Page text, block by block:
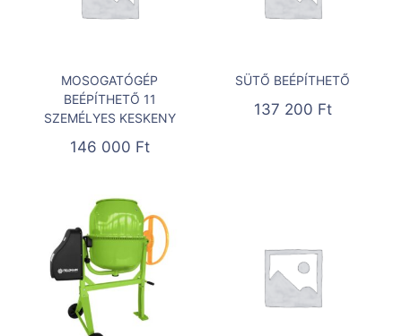
MOSOGATÓGÉP
BEÉPÍTHETŐ 11
SZEMÉLYES KESKENY
146 000 Ft
SÜTŐ BEÉPÍTHETŐ
137 200 Ft